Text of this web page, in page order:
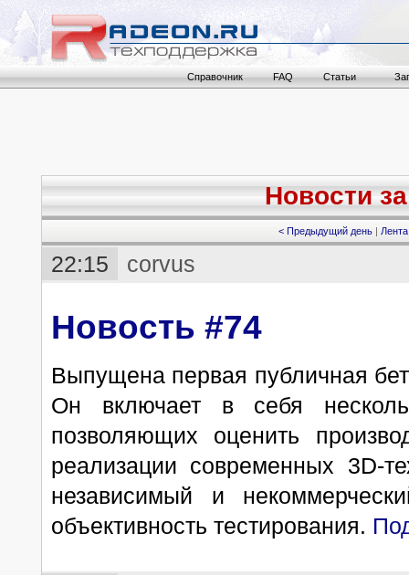
Справочник FAQ Статьи
Новости
< Предыдущий день | Лента
22:15 corvus
Новость #74
Выпущена первая публичная
Он включает в себя
позволяющих оценить
реализации современных 3D-
независимый и
объективность тестирования.